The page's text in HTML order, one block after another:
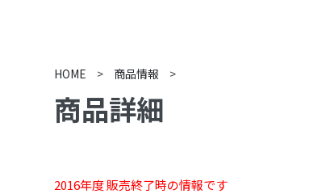
HOME > 商品情報 >
商品詳細
2016年度 販売終了時の情報です